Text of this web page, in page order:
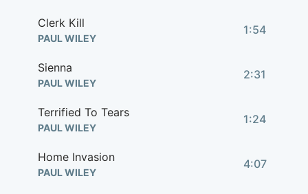
Clerk Kill
PAUL WILEY
1:54
Sienna
PAUL WILEY
2:31
Terrified To Tears
PAUL WILEY
1:24
Home Invasion
PAUL WILEY
4:07